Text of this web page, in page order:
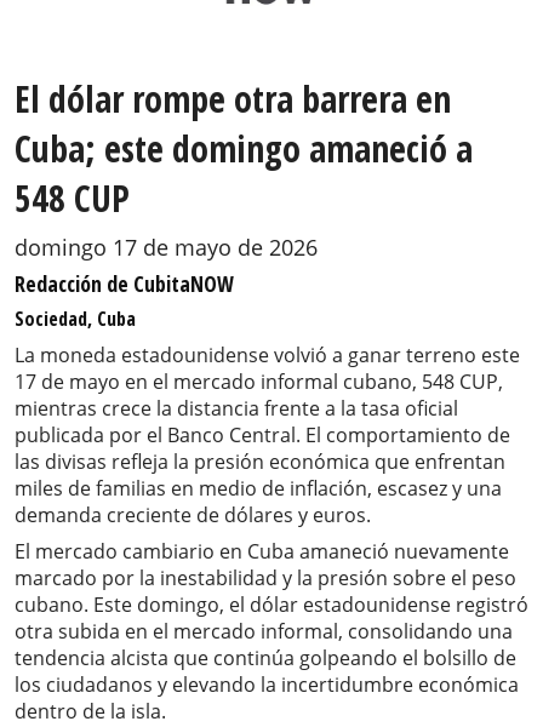
El dólar rompe otra barrera en
Cuba; este domingo amaneció a
548 CUP
domingo 17 de mayo de 2026
Redacción de CubitaNOW
Sociedad, Cuba
La moneda estadounidense volvió a ganar terreno este
17 de mayo en el mercado informal cubano, 548 CUP,
mientras crece la distancia frente a la tasa oficial
publicada por el Banco Central. El comportamiento de
las divisas refleja la presión económica que enfrentan
miles de familias en medio de inflación, escasez y una
demanda creciente de dólares y euros.
El mercado cambiario en Cuba amaneció nuevamente
marcado por la inestabilidad y la presión sobre el peso
cubano. Este domingo, el dólar estadounidense registró
otra subida en el mercado informal, consolidando una
tendencia alcista que continúa golpeando el bolsillo de
los ciudadanos y elevando la incertidumbre económica
dentro de la isla.